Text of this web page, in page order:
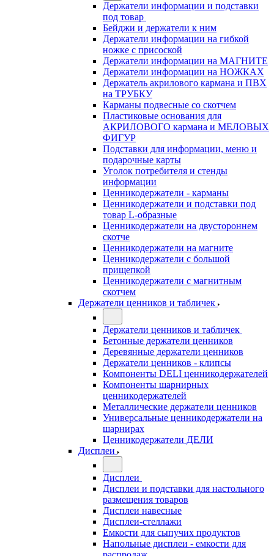
Держатели информации и подставки
под товар
Бейджи и держатели к ним
Держатели информации на гибкой
ножке с присоской
Держатели информации на МАГНИТЕ
Держатели информации на НОЖКАХ
Держатель акрилового кармана и ПВХ
на ТРУБКУ
Карманы подвесные со скотчем
Пластиковые основания для
АКРИЛОВОГО кармана и МЕЛОВЫХ
ФИГУР
Подставки для информации, меню и
подарочные карты
Уголок потребителя и стенды
информации
Ценникодержатели - карманы
Ценникодержатели и подставки под
товар L-образные
Ценникодержатели на двустороннем
скотче
Ценникодержатели на магните
Ценникодержатели с большой
прищепкой
Ценникодержатели с магнитным
скотчем
Держатели ценников и табличек
Держатели ценников и табличек
Бетонные держатели ценников
Деревянные держатели ценников
Держатели ценников - клипсы
Компоненты DELI ценникодержателей
Компоненты шарнирных
ценникодержателей
Металлические держатели ценников
Универсальные ценникодержатели на
шарнирах
Ценникодержатели ДЕЛИ
Дисплеи
Дисплеи
Дисплеи и подставки для настольного
размещения товаров
Дисплеи навесные
Дисплеи-стеллажи
Емкости для сыпучих продуктов
Напольные дисплеи - емкости для